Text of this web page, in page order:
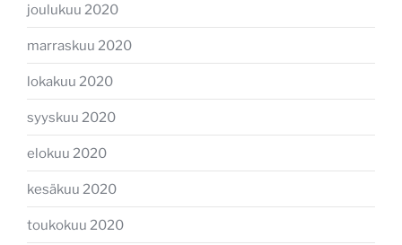
joulukuu 2020
marraskuu 2020
lokakuu 2020
syyskuu 2020
elokuu 2020
kesäkuu 2020
toukokuu 2020